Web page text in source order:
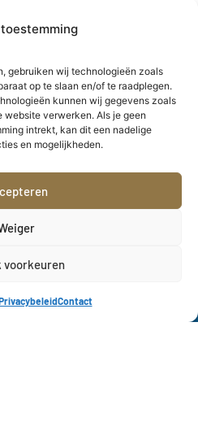
gebruiken wij technologieën zoals
op te slaan en/of te raadplegen.
kunnen wij gegevens zoals
website verwerken. Als je geen
intrekt, kan dit een nadelige
en mogelijkheden.
voorkeuren
Contact
Bergévest 12
secretariaat@kvktienen.be